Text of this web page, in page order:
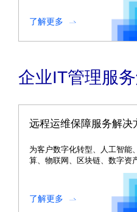
（Authentication）管理和综
（Audit）于一体的集中运维管
统。
了解更多
企业IT管理服
远程运维保障服务解决
为客户数字化转型、人工智能
算、物联网、区块链、数字资
沿技术领域保驾护航，驱动客
了解更多